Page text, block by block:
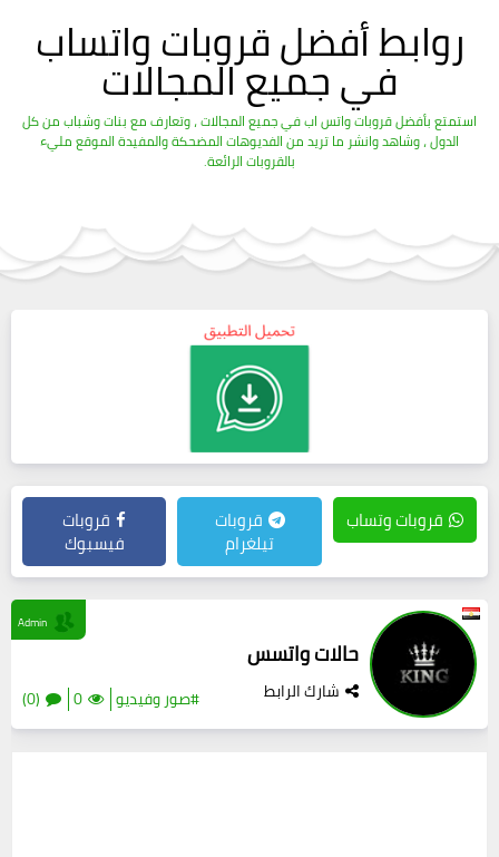
روابط أفضل قروبات واتساب
في جميع المجالات
استمتع بأفضل قروبات واتس اب في جميع المجالات ، وتعارف مع بنات وشباب من كل
الدول ، وشاهد وانشر ما تريد من الفديوهات المضحكة والمفيدة الموقع مليء
بالقروبات الرائعة.
قروبات وتساب قروبات
تيلغرام
قروبات
فيسبوك
حالات واتسس
شارك الرابط #صور وفيديو 0
(0)
Admin